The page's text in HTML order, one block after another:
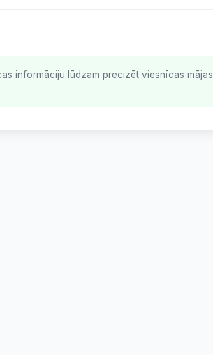
informāciju lūdzam precizēt viesnīcas mājas